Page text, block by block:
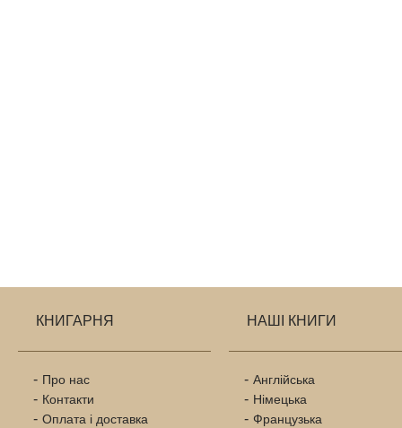
КНИГАРНЯ
Про нас
Контакти
Оплата і доставка
НАШІ КНИГИ
Англійська
Німецька
Французька